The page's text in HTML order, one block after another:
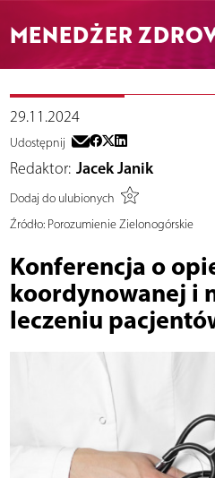
MENEDŻER
29.11.2024
Udostępnij
Redaktor: Jacek Janik
Dodaj do ulubionych
Źródło:Porozumienie Zielonogórskie
Konferencja o
koordynowanej i
leczeniu